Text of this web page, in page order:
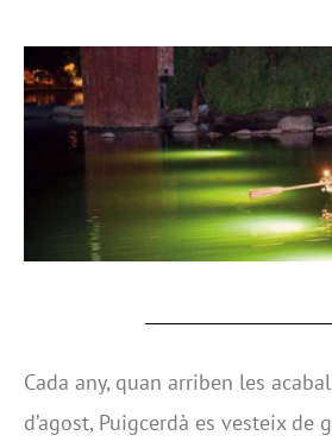
Cada any, quan arriben les
d’agost, Puigcerdà es vesteix de